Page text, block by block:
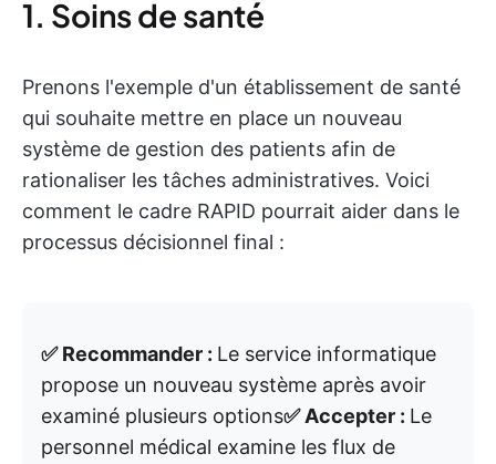
1. Soins de santé
Prenons l'exemple d'un établissement de santé
qui souhaite mettre en place un nouveau
système de gestion des patients afin de
rationaliser les tâches administratives. Voici
comment le cadre RAPID pourrait aider dans le
processus décisionnel final :
✅ Recommander : Le service informatique
propose un nouveau système après avoir
examiné plusieurs options✅ Accepter : Le
personnel médical examine les flux de